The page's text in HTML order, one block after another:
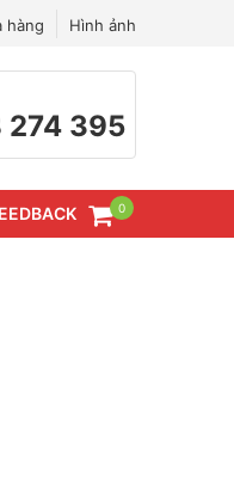
hàng Hình ảnh
395
0